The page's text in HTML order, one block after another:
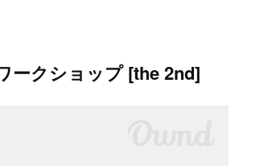
ークショップ [the 2nd]